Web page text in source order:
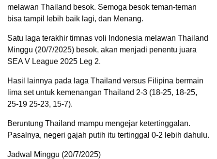
melawan Thailand besok. Semoga besok teman-teman
bisa tampil lebih baik lagi, dan Menang.
Satu laga terakhir timnas voli Indonesia melawan Thailand
Minggu (20/7/2025) besok, akan menjadi penentu juara
SEA V League 2025 Leg 2.
Hasil lainnya pada laga Thailand versus Filipina bermain
lima set untuk kemenangan Thailand 2-3 (18-25, 18-25,
25-19 25-23, 15-7).
Beruntung Thailand mampu mengejar ketertinggalan.
Pasalnya, negeri gajah putih itu tertinggal 0-2 lebih dahulu.
Jadwal Minggu (20/7/2025)